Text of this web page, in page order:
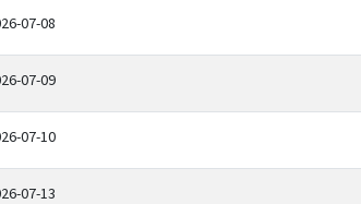
07-08
07-09
07-10
07-13